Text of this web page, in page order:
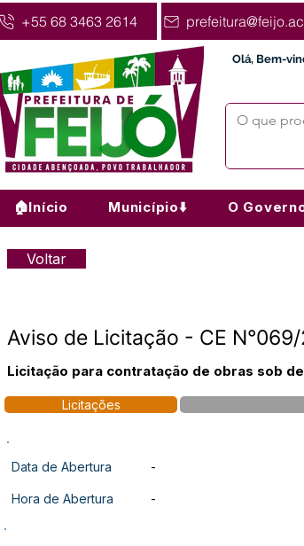
+55 68 3463 2614
Olá, Bem-
🏠Início Município⬇️ O
Voltar
Aviso de Licitação - CE
Licitação para contratação de obras sob
Licitações
Data de Abertura -
Hora de Abertura -